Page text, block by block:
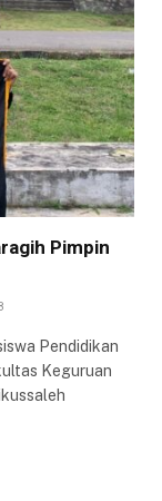
Pimpin
Pendidikan
Keguruan